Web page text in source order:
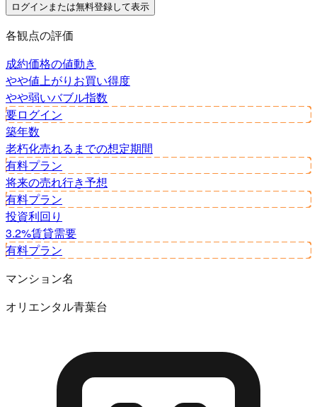
ログインまたは無料登録して表示
各観点の評価
成約価格の値動き
やや値上がり お買い得度
やや弱いバブル指数
要ログイン
築年数
老朽化売れるまでの想定期間
有料プラン
将来の売れ行き予想
有料プラン
投資利回り
3.2%賃貸需要
有料プラン
マンション名
オリエンタル青葉台